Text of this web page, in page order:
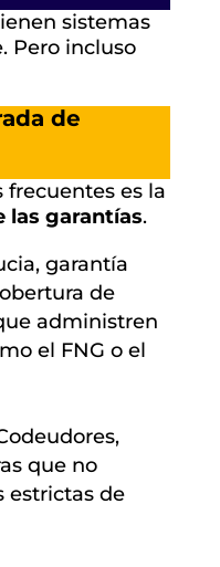
sistemas
Pero incluso
de
frecuentes es la
las garantías.
garantía
de
administren
el FNG o el
que no
estrictas de